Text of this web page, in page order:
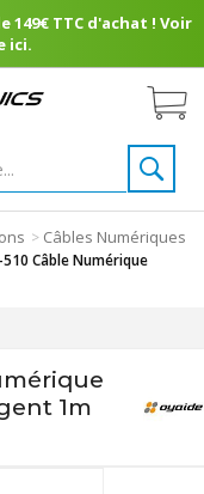
TTC d'achat ! Voir
ici.
> Câbles Numériques
510 Câble Numérique
1m